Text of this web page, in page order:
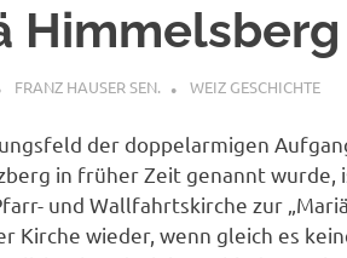
FRANZ HAUSER SEN. WEIZ GESCHICHTE
der doppelarmigen
in früher Zeit genannt wurde,
und Wallfahrtskirche zur
Kirche wieder, wenn gleich es